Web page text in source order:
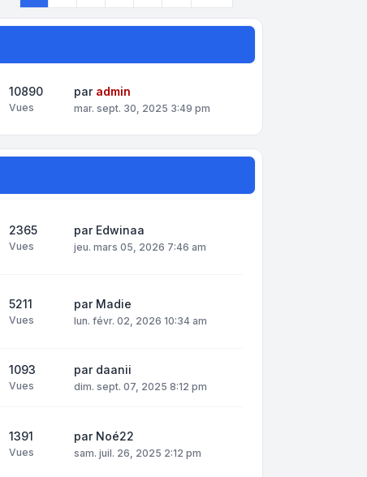
10890
Vues
par admin
mar. sept. 30, 2025 3:49 pm
2365
Vues
par Edwinaa
jeu. mars 05, 2026 7:46 am
5211
Vues
par Madie
lun. févr. 02, 2026 10:34 am
1093
Vues
par daanii
dim. sept. 07, 2025 8:12 pm
1391
Vues
par Noé22
sam. juil. 26, 2025 2:12 pm